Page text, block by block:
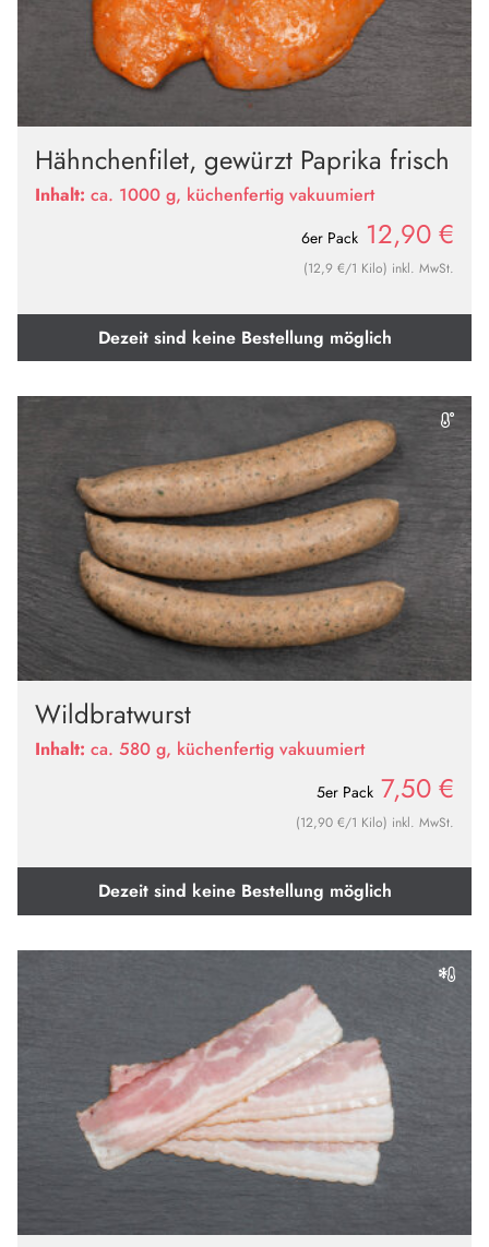
Hähnchenfilet, gewürzt Paprika frisch
Inhalt: ca. 1000 g, küchenfertig vakuumiert
6er Pack 12,90 €
(12,9 €/1 Kilo) inkl. MwSt.
Dezeit sind keine Bestellung möglich
Wildbratwurst
Inhalt: ca. 580 g, küchenfertig vakuumiert
5er Pack 7,50 €
(12,90 €/1 Kilo) inkl. MwSt.
Dezeit sind keine Bestellung möglich